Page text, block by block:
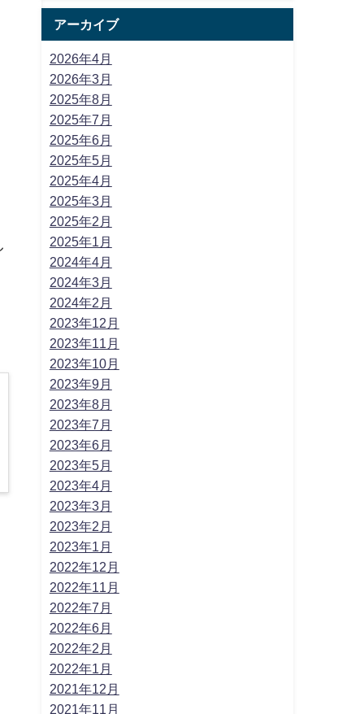
アーカイブ
2026年4月
2026年3月
2025年8月
2025年7月
2025年6月
2025年5月
2025年4月
2025年3月
2025年2月
2025年1月
2024年4月
2024年3月
2024年2月
2023年12月
2023年11月
2023年10月
2023年9月
2023年8月
2023年7月
2023年6月
2023年5月
2023年4月
2023年3月
2023年2月
2023年1月
2022年12月
2022年11月
2022年7月
2022年6月
2022年2月
2022年1月
2021年12月
2021年11月